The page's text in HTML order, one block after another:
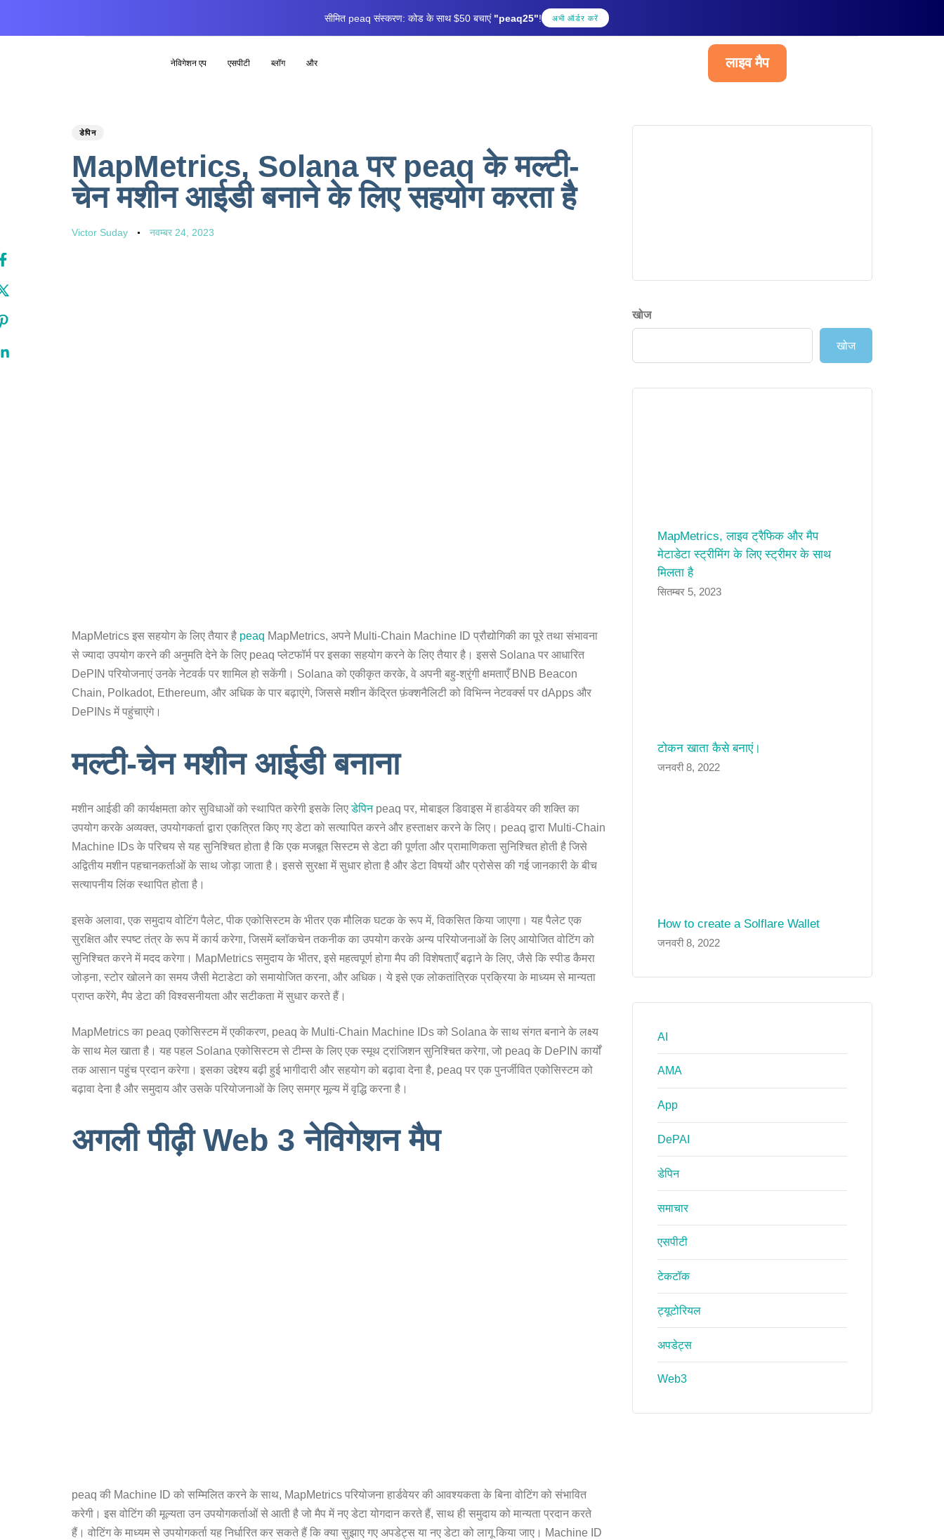
सीमित peaq संस्करण: कोड के साथ $50 बचाएं "peaq25"! अभी ऑर्डर करें
नेविगेशन एप एसपीटी ब्लॉग और लाइव मैप
PUBLISHED
डेपिन
MapMetrics, Solana पर peaq के मल्टी-
चेन मशीन आईडी बनाने के लिए सहयोग करता है
Author
Victor Suday
Published
नवम्बर 24, 2023
MapMetrics इस सहयोग के लिए तैयार है peaq MapMetrics, अपने Multi-Chain Machine ID प्रौद्योगिकी का पूरे तथा संभावना
से ज्यादा उपयोग करने की अनुमति देने के लिए peaq प्लेटफॉर्म पर इसका सहयोग करने के लिए तैयार है। इससे Solana पर आधारित
DePIN परियोजनाएं उनके नेटवर्क पर शामिल हो सकेंगी। Solana को एकीकृत करके, वे अपनी बहु-श्रृंगी क्षमताएँ BNB Beacon
Chain, Polkadot, Ethereum, और अधिक के पार बढ़ाएंगे, जिससे मशीन केंद्रित फ़ंक्शनैलिटी को विभिन्न नेटवर्क्स पर dApps और
DePINs में पहुंचाएंगे।
मल्टी-चेन मशीन आईडी बनाना
मशीन आईडी की कार्यक्षमता कोर सुविधाओं को स्थापित करेगी इसके लिएडेपिनpeaq पर, मोबाइल डिवाइस में हार्डवेयर की शक्ति का
उपयोग करके अव्यक्त, उपयोगकर्ता द्वारा एकत्रित किए गए डेटा को सत्यापित करने और हस्ताक्षर करने के लिए। peaq द्वारा Multi-Chain
Machine IDs के परिचय से यह सुनिश्चित होता है कि एक मजबूत सिस्टम से डेटा की पूर्णता और प्रामाणिकता सुनिश्चित होती है जिसे
अद्वितीय मशीन पहचानकर्ताओं के साथ जोड़ा जाता है। इससे सुरक्षा में सुधार होता है और डेटा विषयों और प्रोसेस की गई जानकारी के बीच
सत्यापनीय लिंक स्थापित होता है।
इसके अलावा, एक समुदाय वोटिंग पैलेट, पीक एकोसिस्टम के भीतर एक मौलिक घटक के रूप में, विकसित किया जाएगा। यह पैलेट एक
सुरक्षित और स्पष्ट तंत्र के रूप में कार्य करेगा, जिसमें ब्लॉकचेन तकनीक का उपयोग करके अन्य परियोजनाओं के लिए आयोजित वोटिंग को
सुनिश्चित करने में मदद करेगा। MapMetrics समुदाय के भीतर, इसे महत्वपूर्ण होगा मैप की विशेषताएँ बढ़ाने के लिए, जैसे कि स्पीड कैमरा
जोड़ना, स्टोर खोलने का समय जैसी मेटाडेटा को समायोजित करना, और अधिक। ये इसे एक लोकतांत्रिक प्रक्रिया के माध्यम से मान्यता
प्राप्त करेंगे, मैप डेटा की विश्वसनीयता और सटीकता में सुधार करते हैं।
MapMetrics का peaq एकोसिस्टम में एकीकरण, peaq के Multi-Chain Machine IDs को Solana के साथ संगत बनाने के लक्ष्य
के साथ मेल खाता है। यह पहल Solana एकोसिस्टम से टीम्स के लिए एक स्मूथ ट्रांजिशन सुनिश्चित करेगा, जो peaq के DePIN कार्यों
तक आसान पहुंच प्रदान करेगा। इसका उद्देश्य बढ़ी हुई भागीदारी और सहयोग को बढ़ावा देना है, peaq पर एक पुनर्जीवित एकोसिस्टम को
बढ़ावा देना है और समुदाय और उसके परियोजनाओं के लिए समग्र मूल्य में वृद्धि करना है।
अगली पीढ़ी Web 3 नेविगेशन मैप
peaq की Machine ID को सम्मिलित करने के साथ, MapMetrics परियोजना हार्डवेयर की आवश्यकता के बिना वोटिंग को संभावित
करेगी। इस वोटिंग की मूल्यता उन उपयोगकर्ताओं से आती है जो मैप में नए डेटा योगदान करते हैं, साथ ही समुदाय को मान्यता प्रदान करते
हैं। वोटिंग के माध्यम से उपयोगकर्ता यह निर्धारित कर सकते हैं कि क्या सुझाए गए अपडेट्स या नए डेटा को लागू किया जाए। Machine ID
खोज
खोज
MapMetrics, लाइव ट्रैफिक और मैप
मेटाडेटा स्ट्रीमिंग के लिए स्ट्रीमर के साथ
मिलता है
सितम्बर 5, 2023
टोकन खाता कैसे बनाएं।
जनवरी 8, 2022
How to create a Solflare Wallet
जनवरी 8, 2022
AI
AMA
App
DePAI
डेपिन
समाचार
एसपीटी
टेकटॉक
ट्यूटोरियल
अपडेट्स
Web3